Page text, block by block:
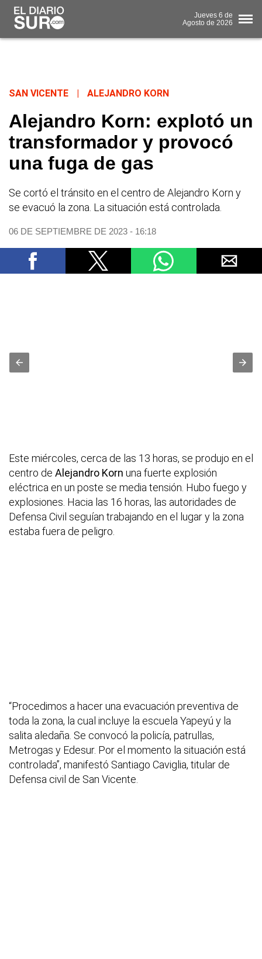
Jueves 6 de
Agosto de 2026
SAN VICENTE ALEJANDRO KORN
Alejandro Korn: explotó un
transformador y provocó
una fuga de gas
Se cortó el tránsito en el centro de Alejandro Korn y
se evacuó la zona. La situación está controlada.
06 DE SEPTIEMBRE DE 2023 - 16:18
Este miércoles, cerca de las 13 horas, se produjo en el
centro de Alejandro Korn una fuerte explosión
eléctrica en un poste se media tensión. Hubo fuego y
explosiones. Hacia las 16 horas, las autoridades de
Defensa Civil seguían trabajando en el lugar y la zona
estaba fuera de peligro.
“Procedimos a hacer una evacuación preventiva de
toda la zona, la cual incluye la escuela Yapeyú y la
salita aledaña. Se convocó la policía, patrullas,
Metrogas y Edesur. Por el momento la situación está
controlada”, manifestó Santiago Caviglia, titular de
Defensa civil de San Vicente.